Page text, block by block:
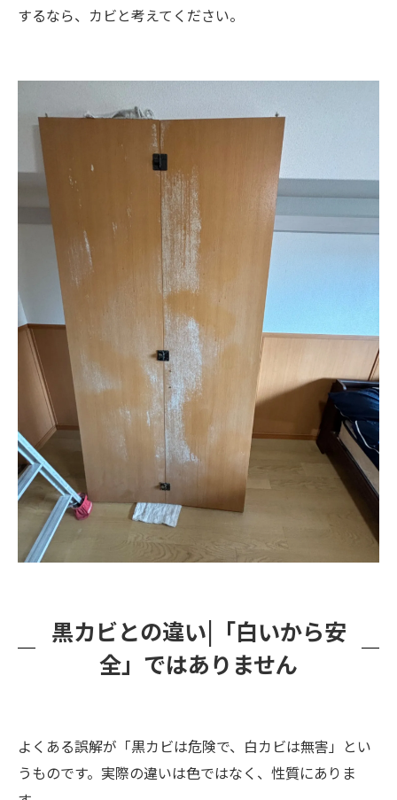
するなら、カビと考えてください。
黒カビとの違い|「白いから安
全」ではありません
よくある誤解が「黒カビは危険で、白カビは無害」とい
うものです。実際の違いは色ではなく、性質にありま